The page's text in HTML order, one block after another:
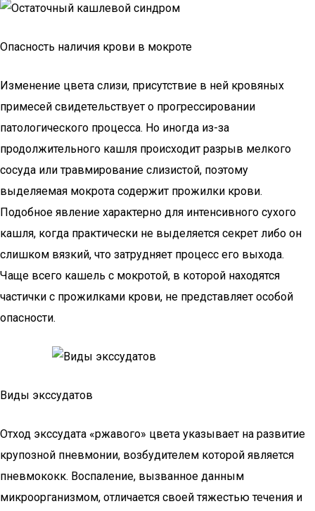
Опасность наличия крови в мокроте
Изменение цвета слизи, присутствие в ней кровяных
примесей свидетельствует о прогрессировании
патологического процесса. Но иногда из-за
продолжительного кашля происходит разрыв мелкого
сосуда или травмирование слизистой, поэтому
выделяемая мокрота содержит прожилки крови.
Подобное явление характерно для интенсивного сухого
кашля, когда практически не выделяется секрет либо он
слишком вязкий, что затрудняет процесс его выхода.
Чаще всего кашель с мокротой, в которой находятся
частички с прожилками крови, не представляет особой
опасности.
Виды экссудатов
Отход экссудата «ржавого» цвета указывает на развитие
крупозной пневмонии, возбудителем которой является
пневмококк. Воспаление, вызванное данным
микроорганизмом, отличается своей тяжестью течения и